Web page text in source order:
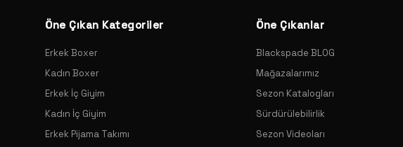
Öne Çıkan Kategoriler
Erkek Boxer
Kadın Boxer
Erkek İç Giyim
Kadın İç Giyim
Erkek Pijama Takımı
Öne Çıkanlar
Blackspade BLOG
Mağazalarımız
Sezon Katalogları
Sürdürülebilirlik
Sezon Videoları